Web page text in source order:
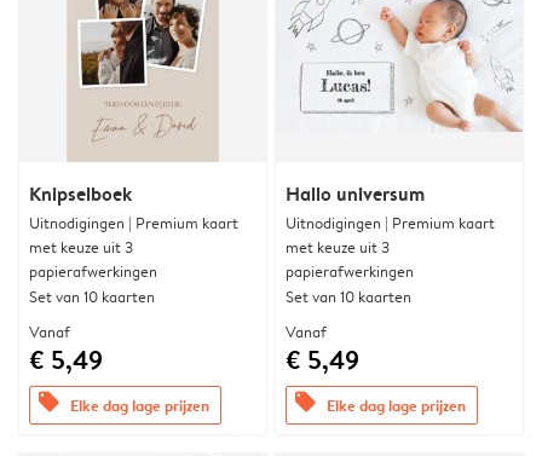
Knipselboek
Uitnodigingen | Premium kaart
met keuze uit 3
papierafwerkingen
Set van 10 kaarten
Vanaf
€ 5,49
offers Elke dag lage prijzen
Hallo universum
Uitnodigingen | Premium kaart
met keuze uit 3
papierafwerkingen
Set van 10 kaarten
Vanaf
€ 5,49
offers Elke dag lage prijzen